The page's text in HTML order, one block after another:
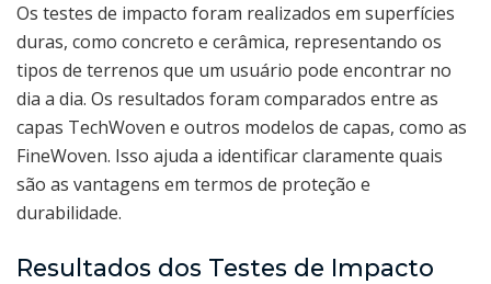
Os testes de impacto foram realizados em superfícies
duras, como concreto e cerâmica, representando os
tipos de terrenos que um usuário pode encontrar no
dia a dia. Os resultados foram comparados entre as
capas TechWoven e outros modelos de capas, como as
FineWoven. Isso ajuda a identificar claramente quais
são as vantagens em termos de proteção e
durabilidade.
Resultados dos Testes de Impacto